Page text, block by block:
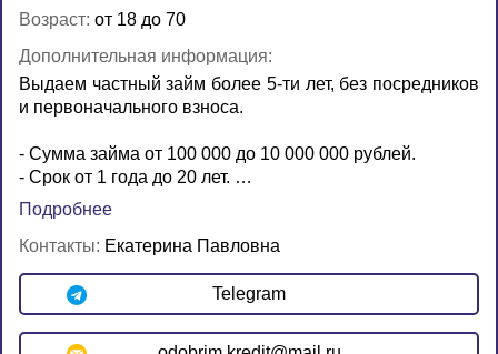
Возраст: от 18 до 70
Дополнительная информация:
Выдаем частный займ более 5-ти лет, без посредников
и первоначального взноса.
- Сумма займа от 100 000 до 10 000 000 рублей.
- Срок от 1 года до 20 лет. …
Подробнее
Контакты: Екатерина Павловна
Telegram